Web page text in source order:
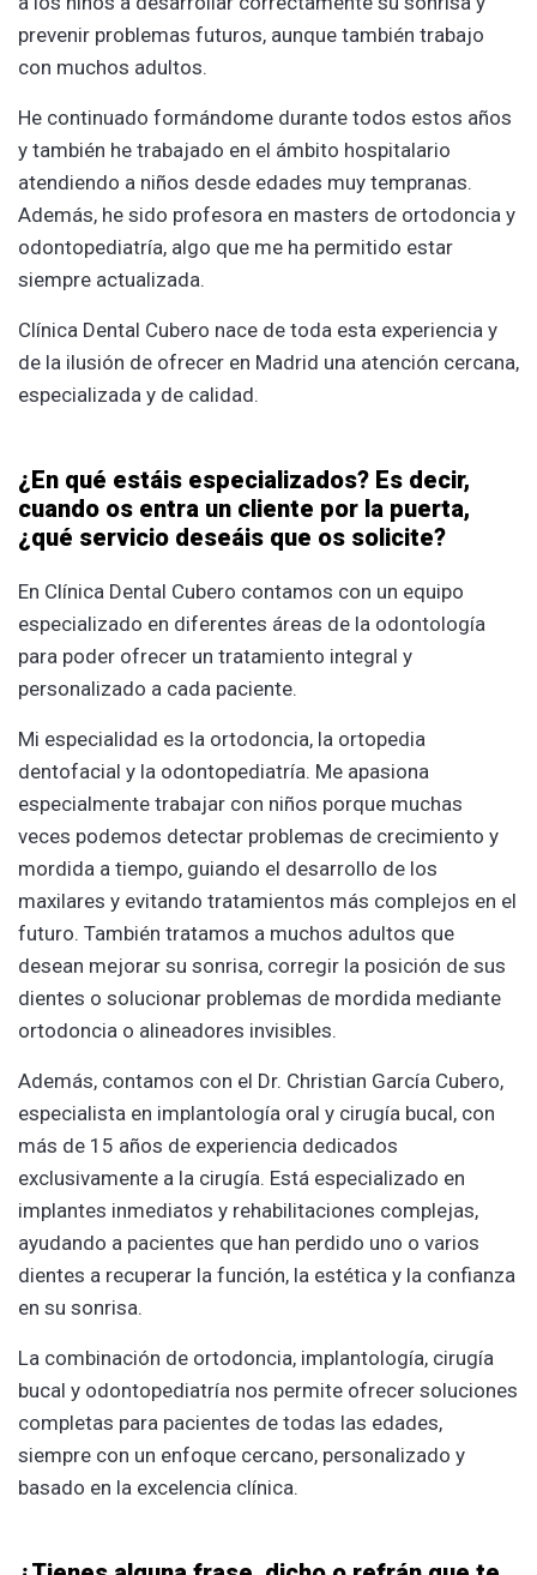
prevenir problemas futuros, aunque también trabajo
con muchos adultos.
He continuado formándome durante todos estos años
y también he trabajado en el ámbito hospitalario
atendiendo a niños desde edades muy tempranas.
Además, he sido profesora en masters de ortodoncia y
odontopediatría, algo que me ha permitido estar
siempre actualizada.
Clínica Dental Cubero nace de toda esta experiencia y
de la ilusión de ofrecer en Madrid una atención cercana,
especializada y de calidad.
¿En qué estáis especializados? Es decir,
cuando os entra un cliente por la puerta,
¿qué servicio deseáis que os solicite?
En Clínica Dental Cubero contamos con un equipo
especializado en diferentes áreas de la odontología
para poder ofrecer un tratamiento integral y
personalizado a cada paciente.
Mi especialidad es la ortodoncia, la ortopedia
dentofacial y la odontopediatría. Me apasiona
especialmente trabajar con niños porque muchas
veces podemos detectar problemas de crecimiento y
mordida a tiempo, guiando el desarrollo de los
maxilares y evitando tratamientos más complejos en el
futuro. También tratamos a muchos adultos que
desean mejorar su sonrisa, corregir la posición de sus
dientes o solucionar problemas de mordida mediante
ortodoncia o alineadores invisibles.
Además, contamos con el Dr. Christian García Cubero,
especialista en implantología oral y cirugía bucal, con
más de 15 años de experiencia dedicados
exclusivamente a la cirugía. Está especializado en
implantes inmediatos y rehabilitaciones complejas,
ayudando a pacientes que han perdido uno o varios
dientes a recuperar la función, la estética y la confianza
en su sonrisa.
La combinación de ortodoncia, implantología, cirugía
bucal y odontopediatría nos permite ofrecer soluciones
completas para pacientes de todas las edades,
siempre con un enfoque cercano, personalizado y
basado en la excelencia clínica.